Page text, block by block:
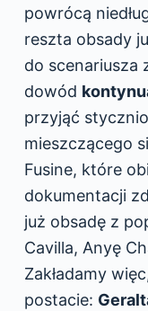
powrócą
reszta obsady
do scenariusza
dowód
przyjąć
mieszczącego
Fusine, które
dokumentacji
już obsadę z
Cavilla, Anyę
Zakładamy
postacie: